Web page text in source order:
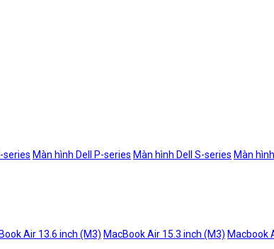
series Màn hình Dell P-series Màn hình Dell S-series Màn
Air 13.6 inch (M3) MacBook Air 15.3 inch (M3) Macbook